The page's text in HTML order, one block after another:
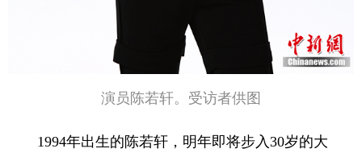
演员陈若轩。受访者供图
1994年出生的陈若轩，明年即将步入30岁的大